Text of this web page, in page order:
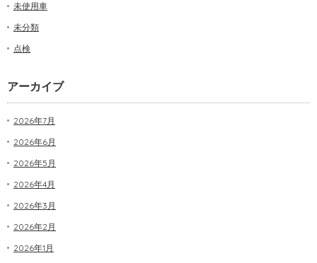
未使用車
未分類
点検
アーカイブ
2026年7月
2026年6月
2026年5月
2026年4月
2026年3月
2026年2月
2026年1月